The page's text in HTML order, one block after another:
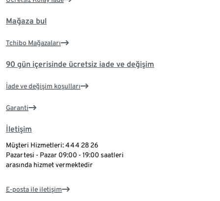
Mağaza bul
Tchibo Mağazaları
90 gün içerisinde ücretsiz iade ve değişim
İade ve değişim koşulları
Garanti
İletişim
Müşteri Hizmetleri: 444 28 26
Pazartesi - Pazar 09:00 - 19:00 saatleri
arasında hizmet vermektedir
E-posta ile iletişim